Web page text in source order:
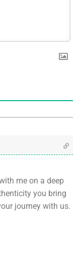
me on a deep
you bring
journey with us.